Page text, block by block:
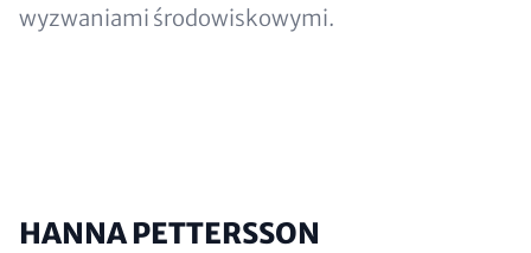
wyzwaniami środowiskowymi.
HANNA PETTERSSON